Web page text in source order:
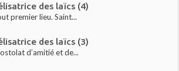
des laïcs (4)
premier lieu. Saint...
des laïcs (3)
d’amitié et de...